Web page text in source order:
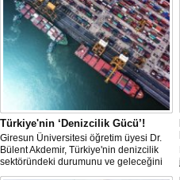
Türkiye'nin ‘Denizcilik Gücü’!
Giresun Üniversitesi öğretim üyesi Dr.
Bülent Akdemir, Türkiye'nin denizcilik
sektöründeki durumunu ve geleceğini
değerlendirdi.